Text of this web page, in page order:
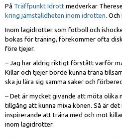
På Träffpunkt Idrott medverkar
kring jämställdheten inom idrotten.
Inom lagidrotter som fotboll och
bokas för träning, förekommer ofta
före tjejer.
– Jag har aldrig riktigt förstått varför
Killar och tjejer borde kunna träna
ska ju lära sig samma saker och
– Det är mycket givande att möta olika
tillgång att kunna mixa könen. Så är
inspirerande att träna med och mot
inom lagidrotter.